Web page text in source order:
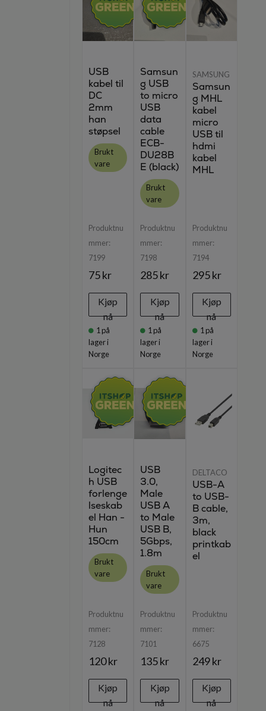
USB
kabel til
DC
2mm
han
støpsel
Brukt
vare
Produktnu
mmer:
7199
75 kr
Kjøp
nå
1 på
lager i
Norge
Samsun
g USB
to micro
USB
data
cable
ECB-
DU28B
E (black)
Brukt
vare
Produktnu
mmer:
7198
285 kr
Kjøp
nå
1 på
lager i
Norge
SAMSUNG
Samsun
g MHL
kabel
micro
USB til
hdmi
kabel
MHL
Produktnu
mmer:
7194
295 kr
Kjøp
nå
1 på
lager i
Norge
Logitec
h USB
forlenge
lseskab
el Han -
Hun
150cm
Brukt
vare
Produktnu
mmer:
7128
120 kr
Kjøp
nå
USB
3.0,
Male
USB A
to Male
USB B,
5Gbps,
1.8m
Brukt
vare
Produktnu
mmer:
7101
135 kr
Kjøp
nå
DELTACO
USB-A
to USB-
B cable,
3m,
black
printkab
el
Produktnu
mmer:
6675
249 kr
Kjøp
nå